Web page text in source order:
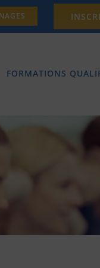
FORMATIONS